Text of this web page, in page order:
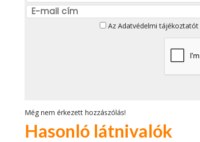
Az Adatvédelmi tájékoztatót
Még nem érkezett hozzászólás!
Hasonló látnivalók